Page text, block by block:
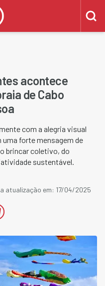
acontece
de Cabo
com a alegria visual
forte mensagem de
brincar coletivo, do
sustentável.
atualização em: 17/04/2025